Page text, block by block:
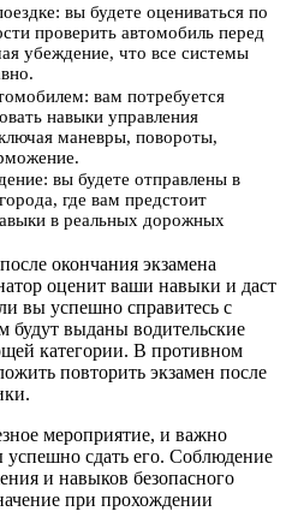
вы будете оцениваться по
проверить автомобиль перед
убеждение, что все системы
вам потребуется
навыки управления
маневры, повороты,
вы будете отправлены в
где вам предстоит
в реальных дорожных
окончания экзамена
оценит ваши навыки и даст
вы успешно справитесь с
будут выданы водительские
категории. В противном
повторить экзамен после
мероприятие, и важно
успешно сдать его. Соблюдение
и навыков безопасного
при прохождении